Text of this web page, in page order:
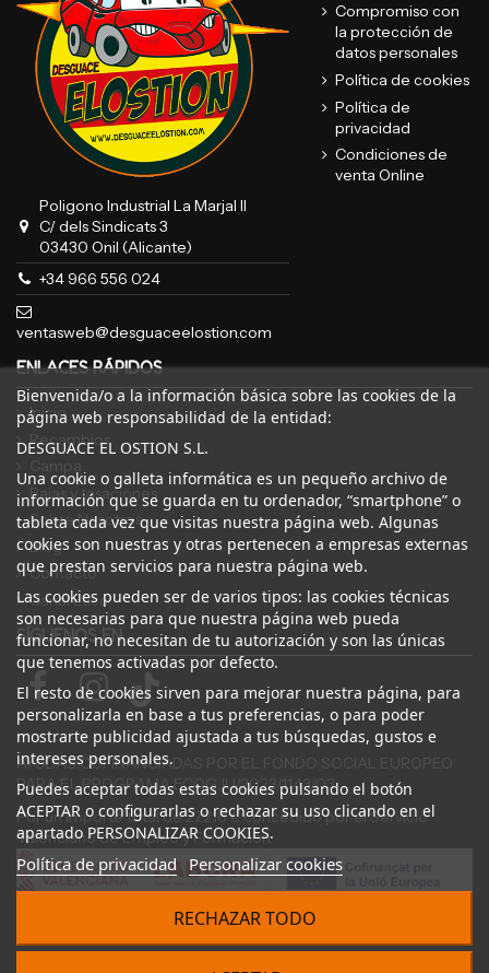
Poligono Industrial La Marjal II
C/ dels Sindicats 3
03430 Onil (Alicante)
+34 966 556 024
ventasweb@desguaceelostion.com
Compromiso con
la protección de
datos personales
Política de cookies
Política de
privacidad
Condiciones de
venta Online
ENLACES RÁPIDOS
Inicio
Recambios
Bajas y tasaciones
Sobre Nosotros
Blog
Contacto
Canal Ético
Bienvenida/o a la información básica sobre las cookies de la
página web responsabilidad de la entidad:
DESGUACE EL OSTION S.L.
Una cookie o galleta informática es un pequeño archivo de
información que se guarda en tu ordenador, “smartphone” o
tableta cada vez que visitas nuestra página web. Algunas
cookies son nuestras y otras pertenecen a empresas externas
que prestan servicios para nuestra página web.
Las cookies pueden ser de varios tipos: las cookies técnicas
son necesarias para que nuestra página web pueda
funcionar, no necesitan de tu autorización y son las únicas
que tenemos activadas por defecto.
El resto de cookies sirven para mejorar nuestra página, para
personalizarla en base a tus preferencias, o para poder
mostrarte publicidad ajustada a tus búsquedas, gustos e
intereses personales.
Puedes aceptar todas estas cookies pulsando el botón
ACEPTAR o configurarlas o rechazar su uso clicando en el
apartado PERSONALIZAR COOKIES.
Política de privacidad Personalizar cookies
RECHAZAR TODO
SÍGUENOS EN
AYUDAS COFINANCIADAS POR EL FONDO SOCIAL EUROPEO
PARA EL PROGRAMA ECOGJU/2023/1143/03
Por un importe total de 27.216 € concedido por el Servicio
Valenciano de Empleo y Formación.